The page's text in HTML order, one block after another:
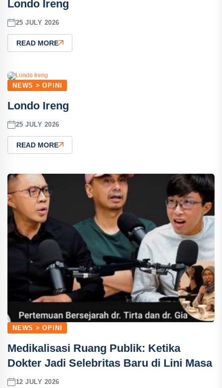
Londo Ireng
25 JULY 2026
READ MORE
NEWS > OPINI
Londo Ireng
25 JULY 2026
READ MORE
NEWS > OPINI
Medikalisasi Ruang Publik: Ketika
Dokter Jadi Selebritas Baru di Lini Masa
12 JULY 2026